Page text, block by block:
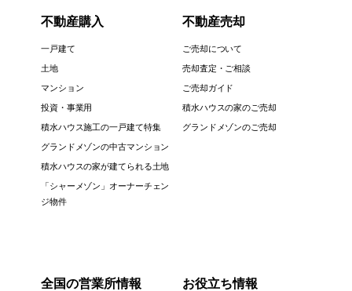
不動産購入
一戸建て
土地
マンション
投資・事業用
積水ハウス施工の一戸建て特集
グランドメゾンの中古マンション
積水ハウスの家が建てられる土地
「シャーメゾン」オーナーチェン
ジ物件
不動産売却
ご売却について
売却査定・ご相談
ご売却ガイド
積水ハウスの家のご売却
グランドメゾンのご売却
全国の営業所情報 お役立ち情報